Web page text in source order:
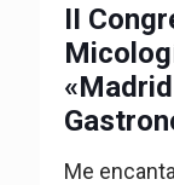
II
Me